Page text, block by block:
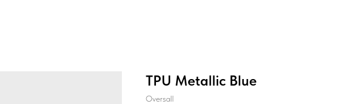
TPU Metallic Blue
Oversall